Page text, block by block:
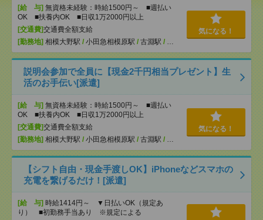
[給 与] 無資格未経験：時給1500円～ ■週払い
OK ■扶養内OK ■日収1万2000円以上
[交通費]交通費全額支給
[勤務地] 相模大野駅 / 小田急相模原駅 / 古淵駅 / …
気になる！
説明会参加で全員に【現金2千円相当プレゼント】生
活のお手伝い[派遣]
[給 与] 無資格未経験：時給1500円～ ■週払い
OK ■扶養内OK ■日収1万2000円以上
[交通費]交通費全額支給
[勤務地] 相模大野駅 / 小田急相模原駅 / 古淵駅 / …
気になる！
【シフト自由・現金手渡しOK】iPhoneなどスマホの
充電を繋げるだけ！[派遣]
[給 与] 時給1414円～ ▼日払いOK（規定あ
り） ■初勤務手当あり ※規定による